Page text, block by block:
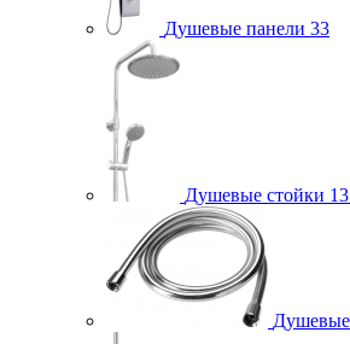
Душевые панели 33
Душевые стойки